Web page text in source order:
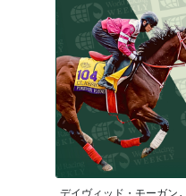
デイヴィッド・モーガン